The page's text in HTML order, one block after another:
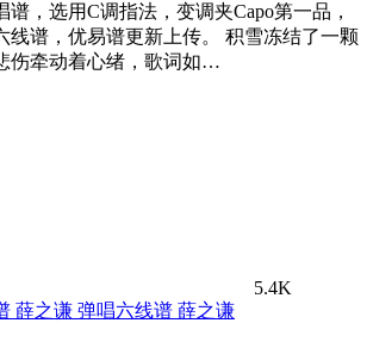
谱，选用C调指法，变调夹Capo第一品，
线谱，优易谱更新上传。 积雪冻结了一颗
伤牵动着心绪，歌词如…
5.4K
薛之谦